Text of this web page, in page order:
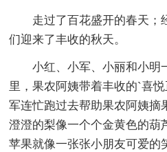
走过了百花盛开的春天；
们迎来了丰收的秋天。
小红、小军、小丽和小明
里，果农阿姨带着丰收的`喜
军连忙跑过去帮助果农阿姨摘
澄澄的梨像一个个金黄色的葫
苹果就像一张张小朋友可爱的